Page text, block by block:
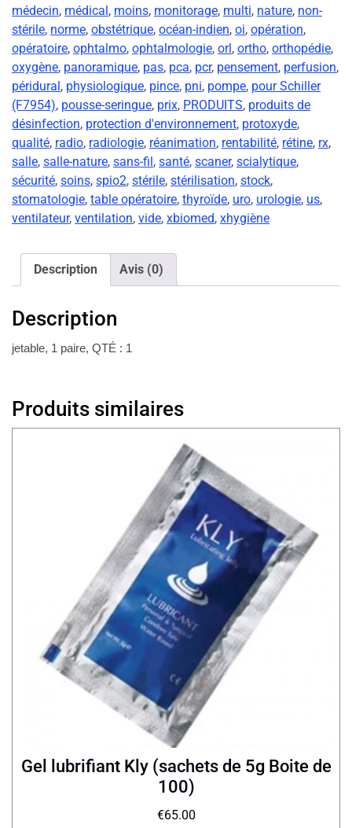
médecin, médical, moins, monitorage, multi, nature, non-
stérile, norme, obstétrique, océan-indien, oi, opération,
opératoire, ophtalmo, ophtalmologie, orl, ortho, orthopédie,
oxygène, panoramique, pas, pca, pcr, pensement, perfusion,
péridural, physiologique, pince, pni, pompe, pour Schiller
(F7954), pousse-seringue, prix, PRODUITS, produits de
désinfection, protection d'environnement, protoxyde,
qualité, radio, radiologie, réanimation, rentabilité, rétine, rx,
salle, salle-nature, sans-fil, santé, scaner, scialytique,
sécurité, soins, spio2, stérile, stérilisation, stock,
stomatologie, table opératoire, thyroïde, uro, urologie, us,
ventilateur, ventilation, vide, xbiomed, xhygiène
Description Avis (0)
Description
jetable, 1 paire, QTÉ : 1
Produits similaires
Gel lubrifiant Kly (sachets de 5g Boite de
100)
€65.00